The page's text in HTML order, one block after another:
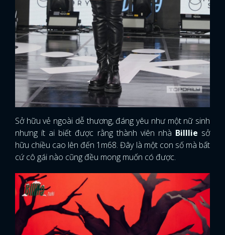
Sở hữu vẻ ngoài dễ thương, đáng yêu như một nữ sinh
nhưng ít ai biết được rằng thành viên nhà Billlie sở
hữu chiều cao lên đến 1m68. Đây là một con số mà bất
cứ cô gái nào cũng đều mong muốn có được.